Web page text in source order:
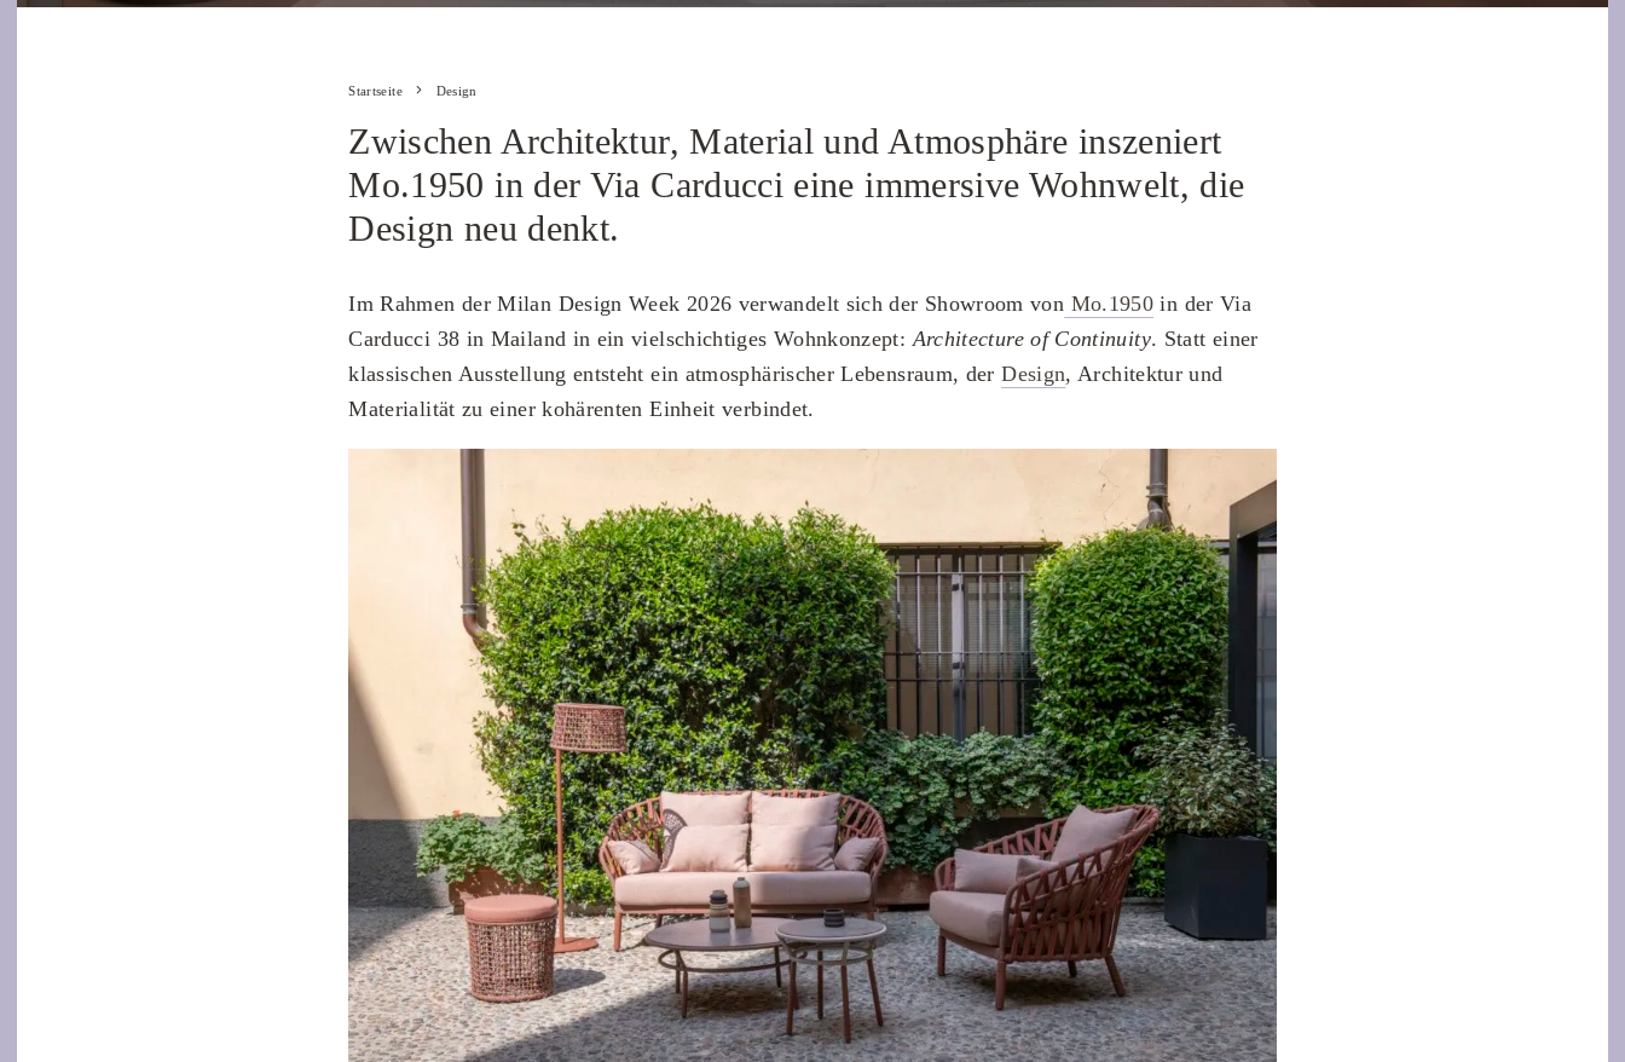
Startseite Design
Zwischen Architektur, Material und Atmosphäre inszeniert
Mo.1950 in der Via Carducci eine immersive Wohnwelt, die
Design neu denkt.
Im Rahmen der Milan Design Week 2026 verwandelt sich der Showroom von Mo.1950 in der Via
Carducci 38 in Mailand in ein vielschichtiges Wohnkonzept:Architecture of Continuity. Statt einer
klassischen Ausstellung entsteht ein atmosphärischer Lebensraum, derDesign, Architektur und
Materialität zu einer kohärenten Einheit verbindet.